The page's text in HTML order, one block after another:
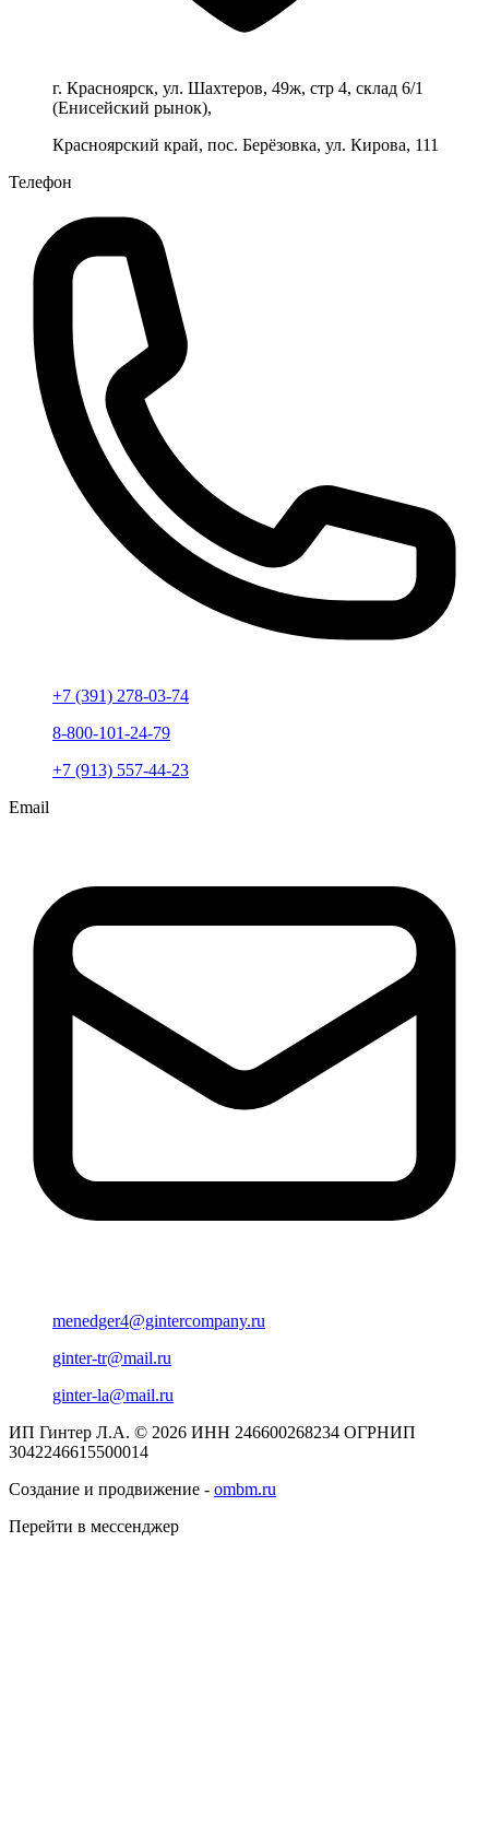
г. Красноярск, ул. Шахтеров, 49ж, стр 4, склад 6/1
(Енисейский рынок),
Красноярский край, пос. Берёзовка, ул. Кирова, 111
Телефон
+7 (391) 278-03-74
8-800-101-24-79
+7 (913) 557-44-23
Email
menedger4@gintercompany.ru
ginter-tr@mail.ru
ginter-la@mail.ru
ИП Гинтер Л.А. © 2026 ИНН 246600268234 ОГРНИП
3042246615500014
Создание и продвижение - ombm.ru
Перейти в мессенджер